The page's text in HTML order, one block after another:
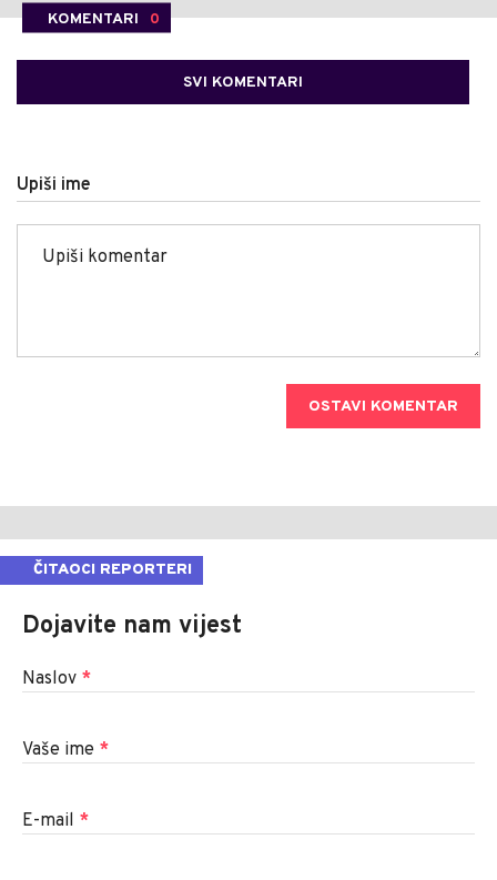
KOMENTARI 0
SVI KOMENTARI
Upiši ime
OSTAVI KOMENTAR
ČITAOCI REPORTERI
Dojavite nam vijest
Naslov *
Vaše ime *
E-mail *